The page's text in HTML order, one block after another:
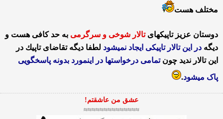
مختلف هست
دوستان عزیز تاپیكهایتالار شوخی و سرگرمی به حد كافی هست و
دیگه در این تالار تاپیكی ایجاد نمیشود لطفا دیگه تقاضای تاپیك در
این تالار ندید چونتمامی درخواستها در اینمورد بدونه پاسخگویی
پاک میشود.
عشق من عاشقتم!
≈≈≈≈≈≈≈≈≈≈≈≈≈≈